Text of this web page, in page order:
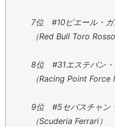
7位 #10ピエール・
（Red Bull Toro
8位 #31エステバン
（Racing Point Force
9位 #5セバスチャン
（Scuderia Ferrari）